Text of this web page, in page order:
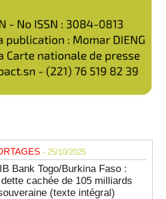
- 25/10/2025
Bank Togo/Burkina Faso :
cachée de 105 milliards
(texte intégral)